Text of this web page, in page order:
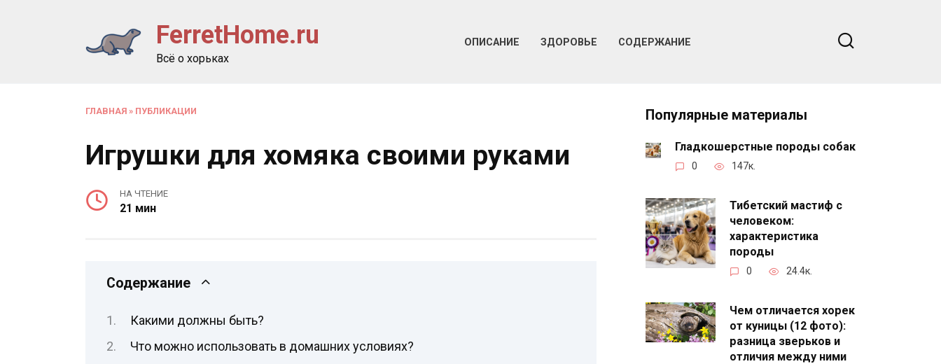
FerretHome.ru
Всё о хорьках
ОПИСАНИЕ ЗДОРОВЬЕ СОДЕРЖАНИЕ
ГЛАВНАЯ » ПУБЛИКАЦИИ
Игрушки для хомяка своими руками
НА ЧТЕНИЕ
21 мин
Содержание
Какими должны быть?
Что можно использовать в домашних условиях?
Популярные материалы
Гладкошерстные породы собак
0 147к.
Тибетский мастиф с
человеком:
характеристика
породы
0 24.4к.
Чем отличается хорек
от куницы (12 фото):
разница зверьков и
отличия между ними